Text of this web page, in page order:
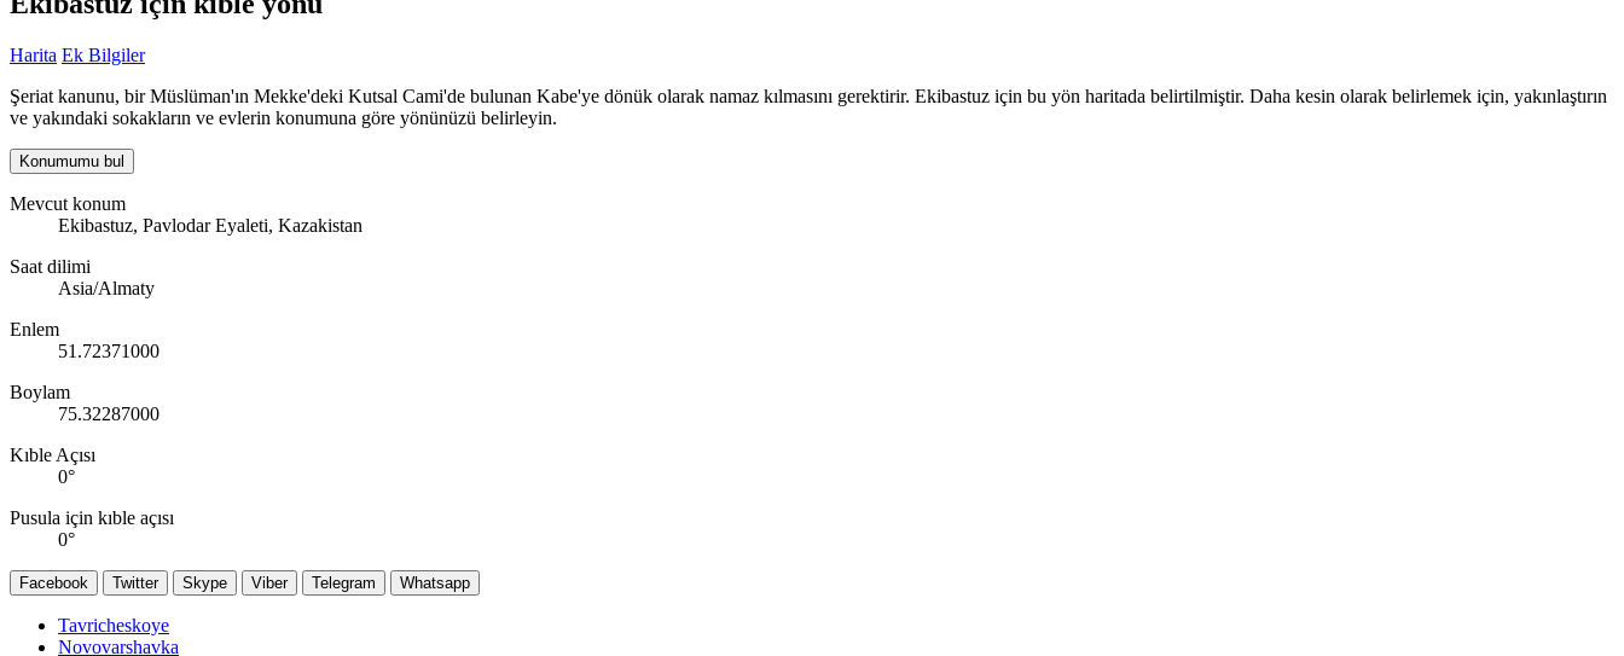
Harita Ek Bilgiler
Şeriat kanunu, bir Müslüman'ın Mekke'deki Kutsal Cami'de bulunan Kabe'ye dönük olarak namaz kılmasını gerektirir. Ekibastuz için bu yön haritada belirtilmiştir. Daha kesin olarak belirlemek için, yakınlaştırın
ve yakındaki sokakların ve evlerin konumuna göre yönünüzü belirleyin.
Konumumu bul
Mevcut konum
Ekibastuz, Pavlodar Eyaleti, Kazakistan
Saat dilimi
Asia/Almaty
Enlem
51.72371000
Boylam
75.32287000
Kıble Açısı
0°
Pusula için kıble açısı
0°
Facebook Twitter Skype Viber Telegram Whatsapp
Tavricheskoye
Novovarshavka